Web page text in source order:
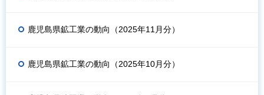
鹿児島県鉱工業の動向（2025年11月分）
鹿児島県鉱工業の動向（2025年10月分）